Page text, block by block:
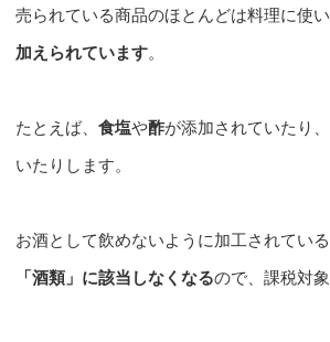
売られている商品のほとんどは料理に使
加えられています。
たとえば、食塩や酢が添加されていたり、
いたりします。
お酒として飲めないように加工されてい
「酒類」に該当しなくなるので、課税対